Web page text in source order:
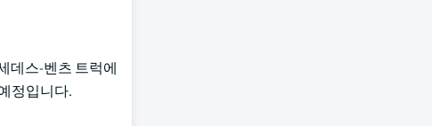
데스-벤츠 트럭에
정입니다.